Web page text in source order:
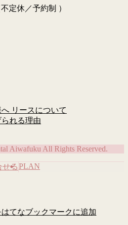
定休／予約制 ）
リースについて
れる理由
Aiwafuku All Rights Reserved.
せるPLAN